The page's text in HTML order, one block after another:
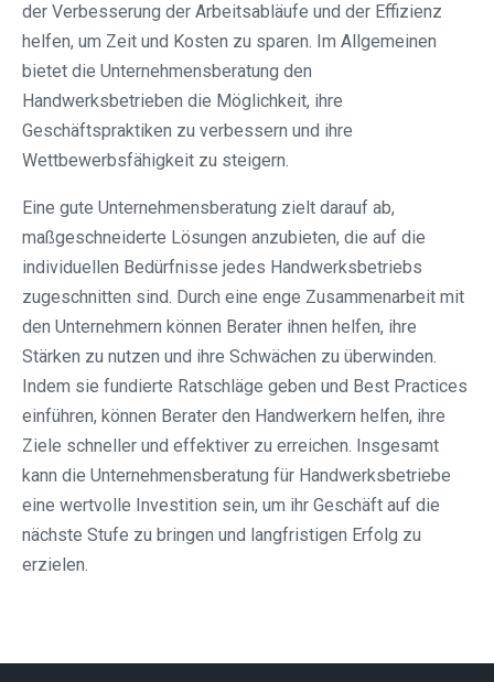
der Verbesserung der Arbeitsabläufe und der Effizienz
helfen, um Zeit und Kosten zu sparen. Im Allgemeinen
bietet die Unternehmensberatung den
Handwerksbetrieben die Möglichkeit, ihre
Geschäftspraktiken zu verbessern und ihre
Wettbewerbsfähigkeit zu steigern.
Eine gute Unternehmensberatung zielt darauf ab,
maßgeschneiderte Lösungen anzubieten, die auf die
individuellen Bedürfnisse jedes Handwerksbetriebs
zugeschnitten sind. Durch eine enge Zusammenarbeit mit
den Unternehmern können Berater ihnen helfen, ihre
Stärken zu nutzen und ihre Schwächen zu überwinden.
Indem sie fundierte Ratschläge geben und Best Practices
einführen, können Berater den Handwerkern helfen, ihre
Ziele schneller und effektiver zu erreichen. Insgesamt
kann die Unternehmensberatung für Handwerksbetriebe
eine wertvolle Investition sein, um ihr Geschäft auf die
nächste Stufe zu bringen und langfristigen Erfolg zu
erzielen.